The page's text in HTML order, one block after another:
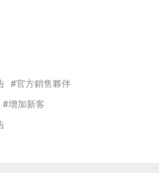
官方銷售夥伴
增加新客